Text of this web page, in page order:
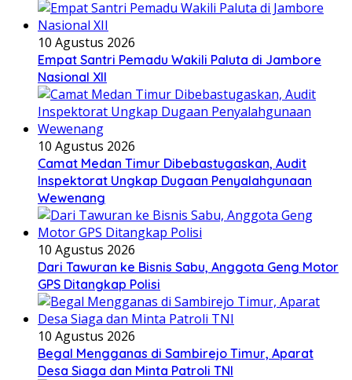
10 Agustus 2026
Empat Santri Pemadu Wakili Paluta di Jambore
Nasional XII
10 Agustus 2026
Camat Medan Timur Dibebastugaskan, Audit
Inspektorat Ungkap Dugaan Penyalahgunaan
Wewenang
10 Agustus 2026
Dari Tawuran ke Bisnis Sabu, Anggota Geng Motor
GPS Ditangkap Polisi
10 Agustus 2026
Begal Mengganas di Sambirejo Timur, Aparat
Desa Siaga dan Minta Patroli TNI